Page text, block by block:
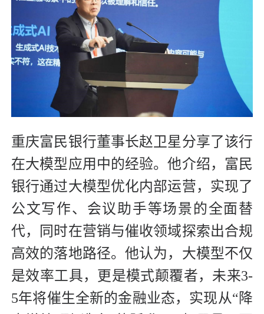
重庆富民银行董事长赵卫星分享了该行
在大模型应用中的经验。他介绍，富民
银行通过大模型优化内部运营，实现了
公文写作、会议助手等场景的全面替
代，同时在营销与催收领域探索出合规
高效的落地路径。他认为，大模型不仅
是效率工具，更是模式颠覆者，未来3-
5年将催生全新的金融业态，实现从“降